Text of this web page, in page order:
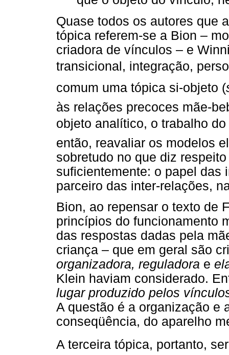
Quase todos os autores que
tópica referem-se a Bion –
criadora de vínculos – e
transicional, integração,
comum uma tópica si-objeto (
às relações precoces mãe-
objeto analítico, o trabalho
então, reavaliar os modelos
sobretudo no que diz
suficientemente: o papel das
parceiro das inter-relações,
Bion, ao repensar o texto de
princípios do funcionamento
das respostas dadas pela
criança – que em geral são
organizadora, reguladora e
Klein haviam considerado.
lugar produzido pelos
A questão é a organização e
conseqüência, do aparelho
A terceira tópica, portanto,